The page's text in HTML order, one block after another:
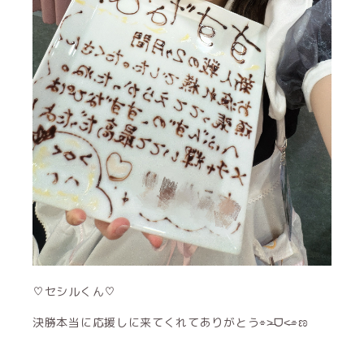
♡セシルくん♡
決勝本当に応援しに来てくれてありがとう⌯˃̶ᗜ˂̶⌯ಣ